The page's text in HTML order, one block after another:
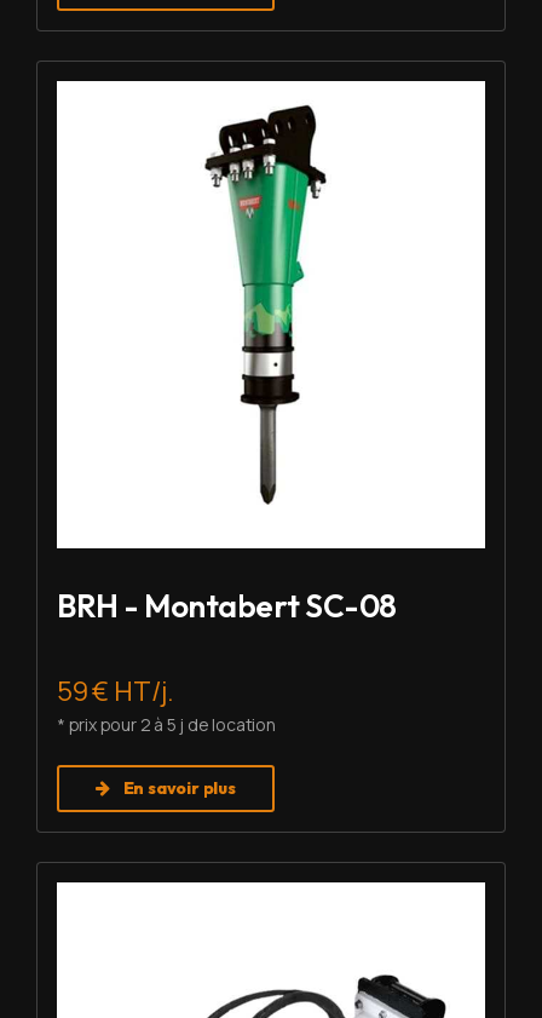
BRH - Montabert SC-08
59 € HT/j.
* prix pour 2 à 5 j de location
En savoir plus
Louer BRH - Montabert SC-08
Louer BRH - Furukawa F3